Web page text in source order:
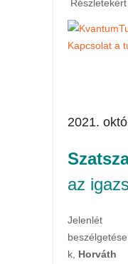
2021.
az
Jelenlét
beszélgetése
k, Horváth